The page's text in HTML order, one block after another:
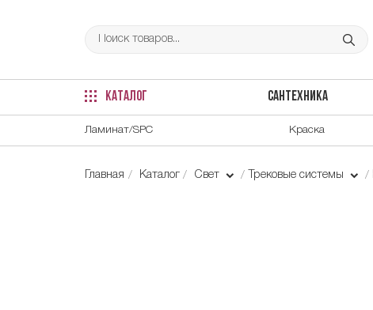
КАТАЛОГ САНТЕХНИКА
Ламинат/SPC Краска
Главная Каталог Свет Трековые системы